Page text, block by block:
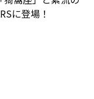
に登場！